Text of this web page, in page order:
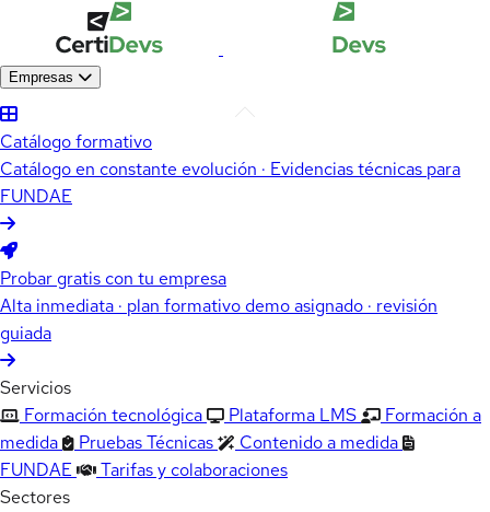
Empresas
Catálogo formativo
Catálogo en constante evolución · Evidencias técnicas para
FUNDAE
Probar gratis con tu empresa
Alta inmediata · plan formativo demo asignado · revisión
guiada
Servicios
Formación tecnológica
Plataforma LMS
Formación a
medida
Pruebas Técnicas
Contenido a medida
FUNDAE
Tarifas y colaboraciones
Sectores